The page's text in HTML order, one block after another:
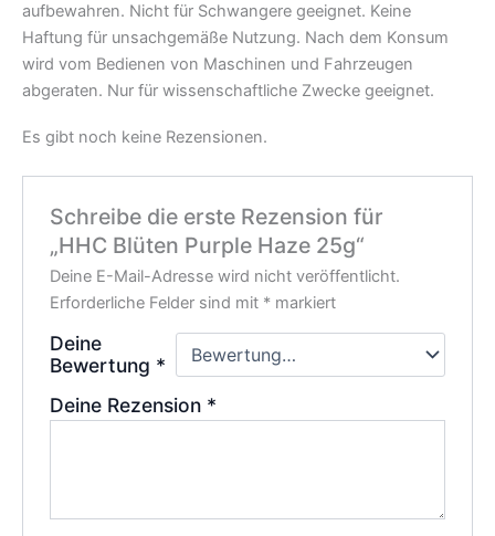
aufbewahren. Nicht für Schwangere geeignet. Keine
Haftung für unsachgemäße Nutzung. Nach dem Konsum
wird vom Bedienen von Maschinen und Fahrzeugen
abgeraten. Nur für wissenschaftliche Zwecke geeignet.
Es gibt noch keine Rezensionen.
Schreibe die erste Rezension für
„HHC Blüten Purple Haze 25g“
Deine E-Mail-Adresse wird nicht veröffentlicht.
Erforderliche Felder sind mit * markiert
Deine
Bewertung *
Deine Rezension *